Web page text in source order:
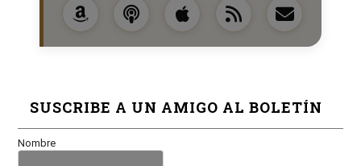
SUSCRIBE A UN AMIGO AL BOLETÍN
Nombre